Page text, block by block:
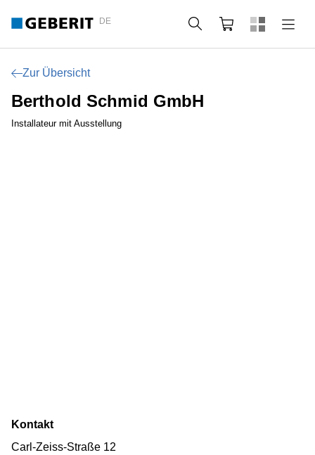
DE Suche Webshop
Zur Übersicht
Berthold Schmid GmbH
Installateur mit Ausstellung
Kontakt
Carl-Zeiss-Straße 12